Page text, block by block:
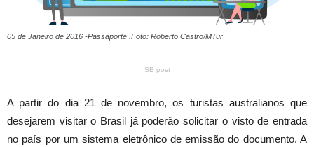
05 de Janeiro de 2016 -Passaporte .Foto: Roberto Castro/MTur
SB post
A partir do dia 21 de novembro, os turistas australianos que
desejarem visitar o Brasil já poderão solicitar o visto de entrada
no país por um sistema eletrônico de emissão do documento. A